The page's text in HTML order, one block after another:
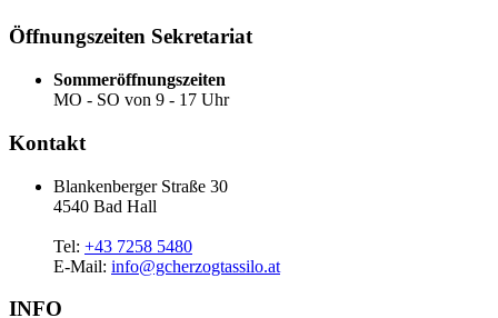
Öffnungszeiten Sekretariat
Sommeröffnungszeiten
MO - SO von 9 - 17 Uhr
Kontakt
Blankenberger Straße 30
4540 Bad Hall
Tel: +43 7258 5480
E-Mail: info@gcherzogtassilo.at
INFO